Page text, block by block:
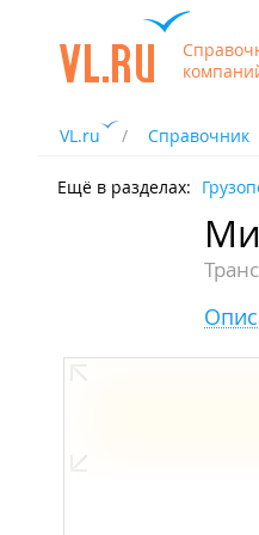
VL.ru Справочник
Ещё в разделах: